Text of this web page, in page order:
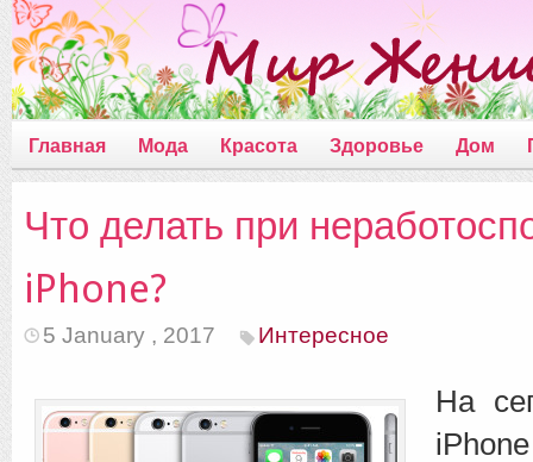
Главная Мода Красота Здоровье Дом
Что делать при
iPhone?
5 January , 2017 Интересное
На